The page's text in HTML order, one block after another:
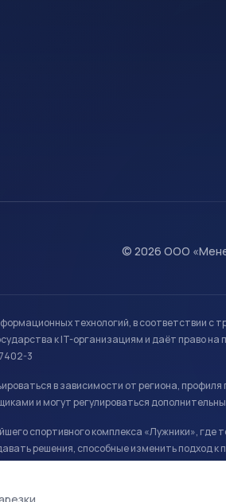
© 2026 ООО
технологий, в соответствии с
к IT-организациям и даёт право на
3
в зависимости от региона, профиля
и могут регулироваться
спортивного комплекса «Лужники», где
решения, способные изменить подход к